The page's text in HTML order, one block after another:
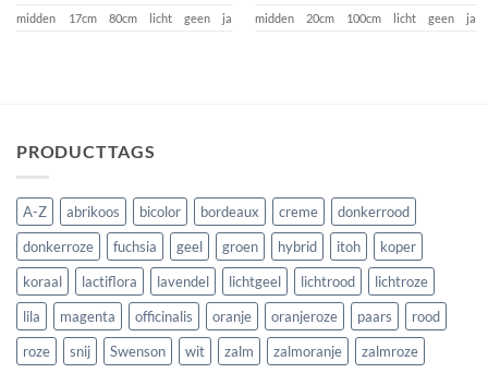
midden 17cm 80cm licht geen ja midden 20cm 100cm licht geen ja
PRODUCTTAGS
A-Z abrikoos bicolor bordeaux creme
donkerrood
donkerroze
fuchsia geel groen hybrid itoh
koper
koraal
lactiflora lavendel lichtgeel lichtrood
lichtroze
lila
magenta officinalis oranje oranjeroze paars
rood
roze
snij Swenson wit zalm zalmoranje zalmroze